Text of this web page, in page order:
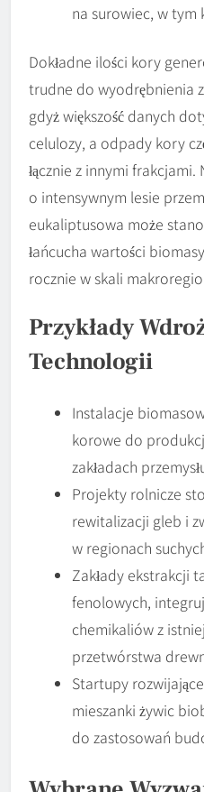
na surowiec, w tym
Dokładne ilości kory
trudne do wyodrębnienia
gdyż większość danych
celulozy, a odpady kory
łącznie z innymi
o intensywnym lesie
eukaliptusowa może
łańcucha wartości
rocznie w skali
Przykłady
Technologii
Instalacje
korowe do
zakładach
Projekty rolnicze
rewitalizacji gleb i
w regionach
Zakłady ekstrakcji
fenolowych,
chemikaliów z
przetwórstwa
Startupy
mieszanki żywic
do zastosowań